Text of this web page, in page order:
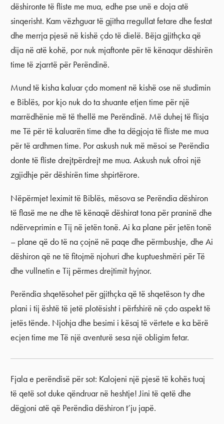
dëshironte të fliste me mua, edhe pse unë e doja atë
sinqerisht. Kam vëzhguar të gjitha rregullat fetare dhe festat
dhe merrja pjesë në kishë çdo të dielë. Bëja gjithçka që
dija në atë kohë, por nuk mjaftonte për të kënaqur dëshirën
time të zjarrtë për Perëndinë.
Mund të kisha kaluar çdo moment në kishë ose në studimin
e Biblës, por kjo nuk do ta shuante etjen time për një
marrëdhënie më të thellë me Perëndinë. Më duhej të flisja
me Të për të kaluarën time dhe ta dëgjoja të fliste me mua
për të ardhmen time. Por askush nuk më mësoi se Perëndia
donte të fliste drejtpërdrejt me mua. Askush nuk ofroi një
zgjidhje për dëshirën time shpirtërore.
Nëpërmjet leximit të Biblës, mësova se Perëndia dëshiron
të flasë me ne dhe të kënaqë dëshirat tona për praninë dhe
ndërveprimin e Tij në jetën tonë. Ai ka plane për jetën tonë
– plane që do të na çojnë në paqe dhe përmbushje, dhe Ai
dëshiron që ne të fitojmë njohuri dhe kuptueshmëri për Të
dhe vullnetin e Tij përmes drejtimit hyjnor.
Perëndia shqetësohet për gjithçka që të shqetëson ty dhe
plani i tij është të jetë plotësisht i përfshirë në çdo aspekt të
jetës tënde. Njohja dhe besimi i kësaj të vërtete e ka bërë
ecjen time me Të një aventurë sesa një obligim fetar.
Fjala e perëndisë për sot: Kalojeni një pjesë të kohës tuaj
të qetë sot duke qëndruar në heshtje! Jini të qetë dhe
dëgjoni atë që Perëndia dëshiron t’ju japë.